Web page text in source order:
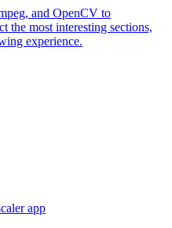
and OpenCV to
the most interesting sections,
experience.
app